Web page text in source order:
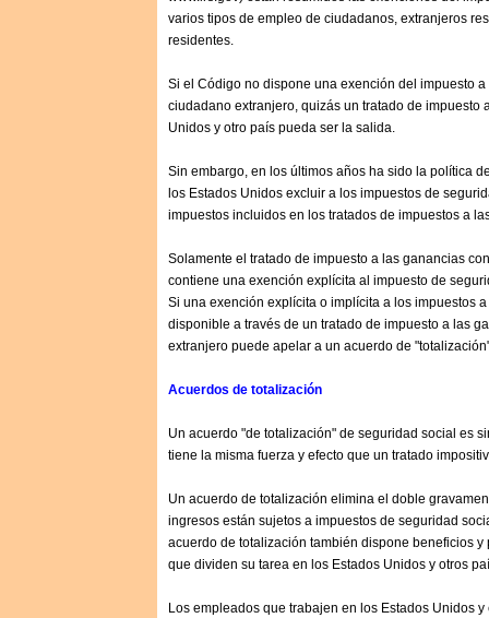
varios tipos de empleo de ciudadanos, extranjeros
residentes.
Si el Código no dispone una exención del impuesto
ciudadano extranjero, quizás un tratado de impuesto
Unidos y otro país pueda ser la salida.
Sin embargo, en los últimos años ha sido la política
los Estados Unidos excluir a los impuestos de
impuestos incluidos en los tratados de impuestos a
Solamente el tratado de impuesto a las ganancias
contiene una exención explícita al impuesto de
Si una exención explícita o implícita a los impuestos
disponible a través de un tratado de impuesto a las
extranjero puede apelar a un acuerdo de
Acuerdos de totalización
Un acuerdo "de totalización" de seguridad social es
tiene la misma fuerza y efecto que un tratado
Un acuerdo de totalización elimina el doble
ingresos están sujetos a impuestos de seguridad
acuerdo de totalización también dispone beneficios
que dividen su tarea en los Estados Unidos y otros
Los empleados que trabajen en los Estados Unidos